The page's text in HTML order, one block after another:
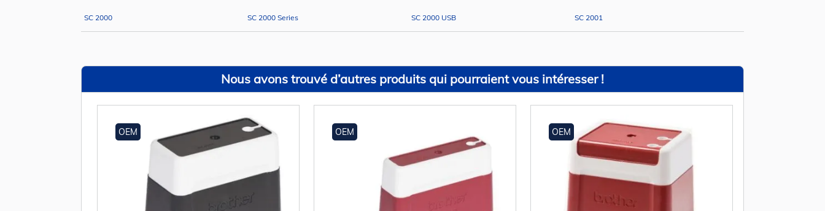
SC 2000 SC 2000 Series SC 2000 USB SC 2001
Nous avons trouvé d’autres produits qui pourraient vous intéresser !
OEM OEM OEM